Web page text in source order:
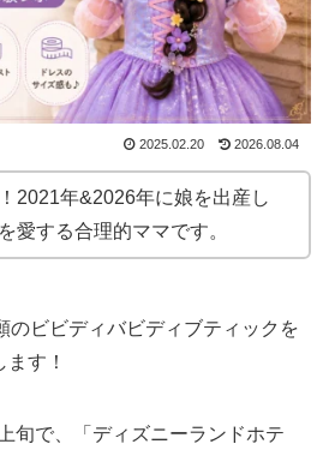
2025.02.20 2026.08.04
2021年&2026年に娘を出産し
愛する合理的ママです。
のビビディバビディブティックを
す！
旬で、「ディズニーランドホテ